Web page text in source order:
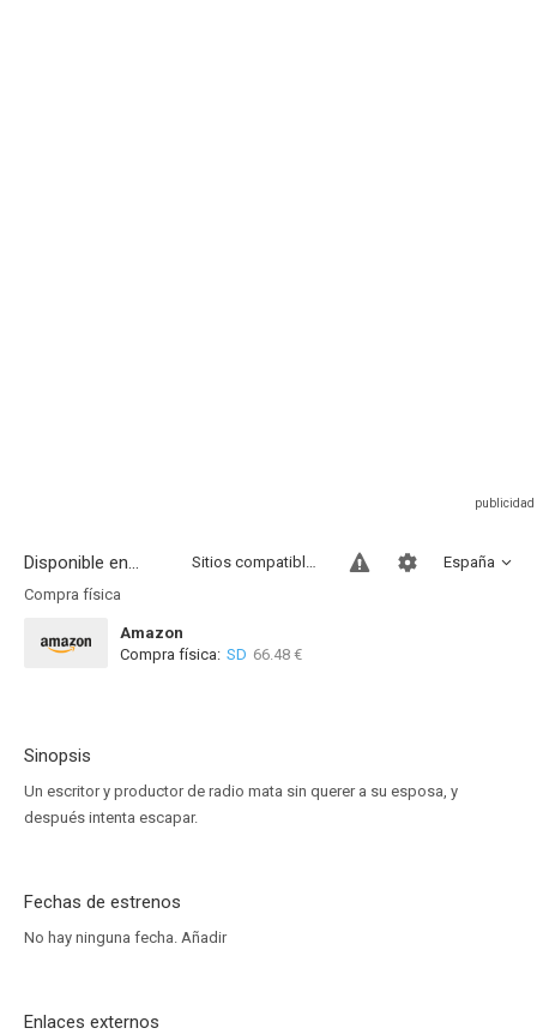
Disponible en... España
Sitios compatibles
Compra física
Amazon
Compra física: SD 66.48 €
Sinopsis
Un escritor y productor de radio mata sin querer a su esposa, y
después intenta escapar.
Fechas de estrenos
No hay ninguna fecha. Añadir
Enlaces externos